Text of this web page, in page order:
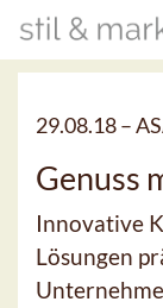
29.08.18 –
Genuss
Innovative
Lösungen